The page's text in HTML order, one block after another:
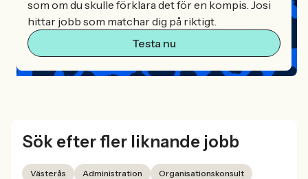
som om du skulle förklara det för en kompis. Josi
hittar jobb som matchar dig på riktigt.
Testa nu
Sök efter fler liknande jobb
Västerås Administration
Organisationskonsult